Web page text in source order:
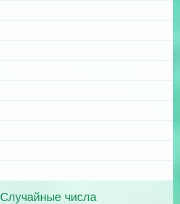
Случайные числа